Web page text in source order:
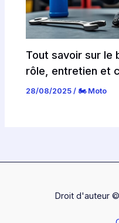
Tout savoir sur le
rôle, entretien et
28/08/2025/ 🏍️ Moto
Droit d'auteur